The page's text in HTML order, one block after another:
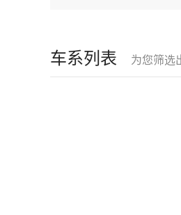
车系列表 为您筛选